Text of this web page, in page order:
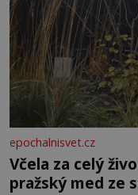
epochalnisvet.cz
Včela za celý
pražský med ze